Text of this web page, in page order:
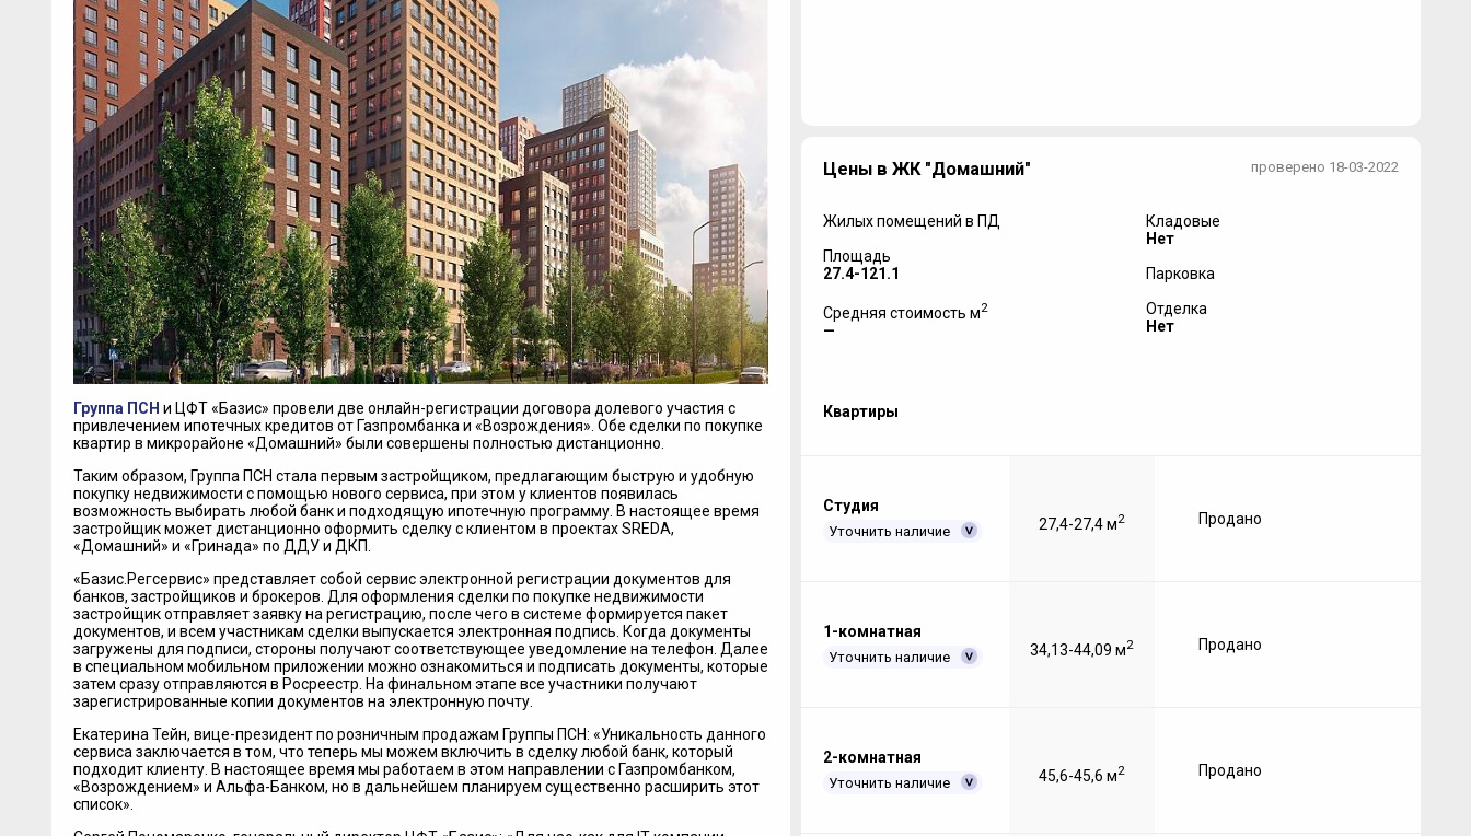
Группа ПСН и ЦФТ «Базис» провели две онлайн-регистрации договора долевого участия с
привлечением ипотечных кредитов от Газпромбанка и «Возрождения». Обе сделки по покупке
квартир в микрорайоне «Домашний» были совершены полностью дистанционно.
Таким образом, Группа ПСН стала первым застройщиком, предлагающим быструю и удобную
покупку недвижимости с помощью нового сервиса, при этом у клиентов появилась
возможность выбирать любой банк и подходящую ипотечную программу. В настоящее время
застройщик может дистанционно оформить сделку с клиентом в проектах SREDA,
«Домашний» и «Гринада» по ДДУ и ДКП.
«Базис.Регсервис» представляет собой сервис электронной регистрации документов для
банков, застройщиков и брокеров. Для оформления сделки по покупке недвижимости
застройщик отправляет заявку на регистрацию, после чего в системе формируется пакет
документов, и всем участникам сделки выпускается электронная подпись. Когда документы
загружены для подписи, стороны получают соответствующее уведомление на телефон. Далее
в специальном мобильном приложении можно ознакомиться и подписать документы, которые
затем сразу отправляются в Росреестр. На финальном этапе все участники получают
зарегистрированные копии документов на электронную почту.
Екатерина Тейн, вице-президент по розничным продажам Группы ПСН: «Уникальность данного
сервиса заключается в том, что теперь мы можем включить в сделку любой банк, который
подходит клиенту. В настоящее время мы работаем в этом направлении с Газпромбанком,
«Возрождением» и Альфа-Банком, но в дальнейшем планируем существенно расширить этот
список».
проверено 18-03-2022
Цены в ЖК "Домашний"
Жилых помещений в ПД
Площадь
27.4-121.1
Средняя стоимость м2
—
Кладовые
Нет
Парковка
Отделка
Нет
Квартиры
Студия
Уточнить наличие 27,4-27,4 м2 Продано
1-комнатная
Уточнить наличие 34,13-44,09 м2 Продано
2-комнатная
Уточнить наличие 45,6-45,6 м2 Продано